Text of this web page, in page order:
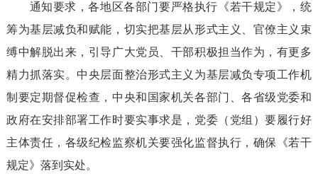
通知要求，各地区各部门要严格执行《若干规定》，统
筹为基层减负和赋能，切实把基层从形式主义、官僚主义束
缚中解脱出来，引导广大党员、干部积极担当作为，有更多
精力抓落实。中央层面整治形式主义为基层减负专项工作机
制要定期督促检查，中央和国家机关各部门、各省级党委和
政府在安排部署工作时要实事求是，党委（党组）要履行好
主体责任，各级纪检监察机关要强化监督执行，确保《若干
规定》落到实处。